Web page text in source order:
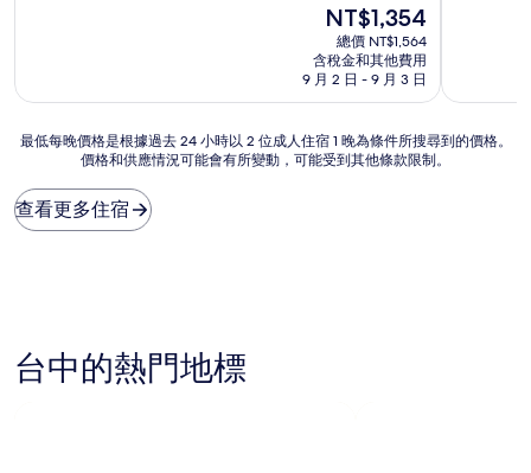
好
了，
則
評
論)
現
在
價
格
為
NT$1,354
總價 NT$1,564
含稅金和其他費用
9 月 2 日 - 9 月 3 日
最
晚
價
去
24
最低每晚價格是根據過去 24 小時以 2 位成人住宿 1 晚為條件所搜尋到的價格。
價格和供應情況可能會有所變動，可能受到其他條款限制。
查看更多住宿
台中的熱門地標